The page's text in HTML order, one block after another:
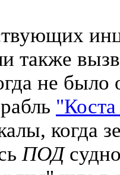
также
не
когда
ПОД